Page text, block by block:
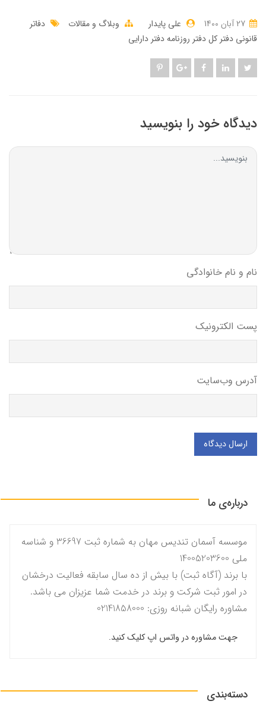
علی پایدار وبلاگ و مقالات
دفاتر
قانونی دفتر کل دفتر روزنامه دفتر دارایی
دیدگاه خود را بنویسید
نام و نام خانوادگی
پست الکترونیک
آدرس وب‌سایت
ارسال دیدگاه
درباره‌ی ما
موسسه آسمان تندیس مهان به شماره ثبت 36697 و شناسه
ملی 14005203600
با برند (آگاه ثبت) با بیش از ده سال سابقه فعالیت درخشان
در امور ثبت شرکت و برند در خدمت شما عزیزان می باشد.
مشاوره رایگان شبانه روزی: 02141858000
جهت مشاوره در واتس اپ کلیک کنید.
دسته‌بندی